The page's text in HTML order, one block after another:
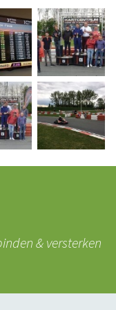
& versterken